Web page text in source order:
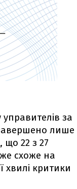
за
лише
що 22 з 27
схоже на
хвилі критики